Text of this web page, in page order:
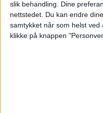
slik behandling. Dine
nettstedet. Du kan endre
samtykket når som helst
klikke på knappen
Trolig ren flaks